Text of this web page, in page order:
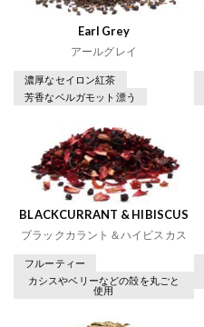
Earl Grey
アールグレイ
濃厚なセイロン紅茶
芳香なベルガモット漂う
BLACKCURRANT & HIBISCUS
ブラックカラント＆ハイビスカス
フルーティー
カシスやベリーなどの殻を丸ごと
使用